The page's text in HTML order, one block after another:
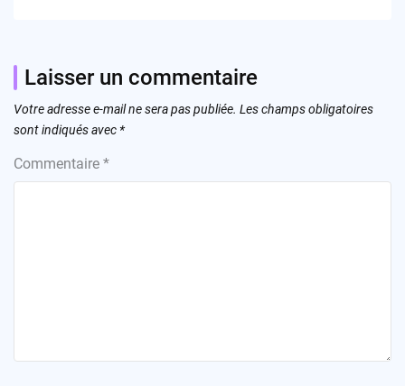
Laisser un commentaire
Votre adresse e-mail ne sera pas publiée. Les champs obligatoires
sont indiqués avec *
Commentaire *